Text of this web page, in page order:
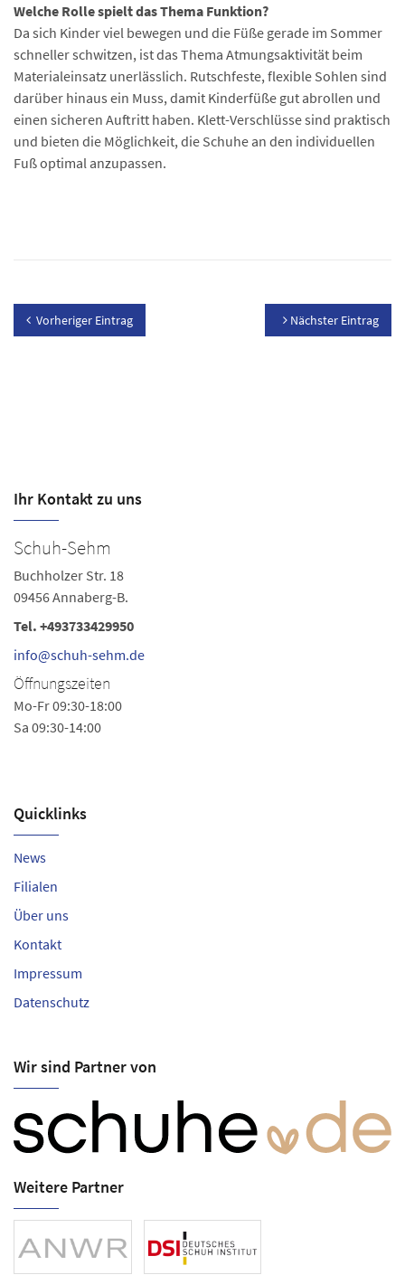
Welche Rolle spielt das Thema Funktion?
Da sich Kinder viel bewegen und die Füße gerade im Sommer
schneller schwitzen, ist das Thema Atmungsaktivität beim
Materialeinsatz unerlässlich. Rutschfeste, flexible Sohlen sind
darüber hinaus ein Muss, damit Kinderfüße gut abrollen und
einen sicheren Auftritt haben. Klett-Verschlüsse sind praktisch
und bieten die Möglichkeit, die Schuhe an den individuellen
Fuß optimal anzupassen.
Vorheriger Eintrag Nächster Eintrag
Ihr Kontakt zu uns
Schuh-Sehm
Buchholzer Str. 18
09456 Annaberg-B.
Tel. +493733429950
info@schuh-sehm.de
Öffnungszeiten
Mo-Fr 09:30-18:00
Sa 09:30-14:00
Quicklinks
News
Filialen
Über uns
Kontakt
Impressum
Datenschutz
Wir sind Partner von
Weitere Partner